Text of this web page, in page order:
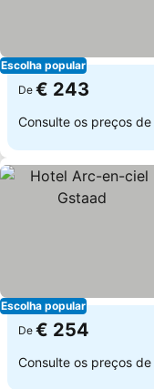
Escolha popular
De € 243
Consulte os preços de
Escolha popular
De € 254
Consulte os preços de